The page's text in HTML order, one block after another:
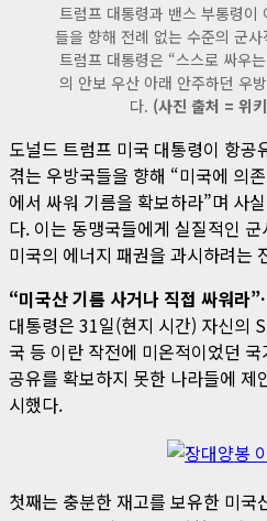
트럼프 대통령과 밴스 부통령이
들을 향해 전례 없는 수준의 군
트럼프 대통령은 “스스로 싸우
의 안보 우산 아래 안주하던 우
다. (사진 출처 = 위
도널드 트럼프 미국 대통령이 항공
겪는 우방국들을 향해 “미국에 의
에서 싸워 기름을 확보하라”며 사
다. 이는 동맹국들에게 실질적인
미국의 에너지 패권을 과시하려는
“미국산 기름 사거나 직접 싸워라
대통령은 31일(현지 시간) 자신의
국 등 이란 작전에 미온적이었던
공유를 확보하지 못한 나라들에 제
시했다.
첫째는 충분한 재고를 보유한 미국